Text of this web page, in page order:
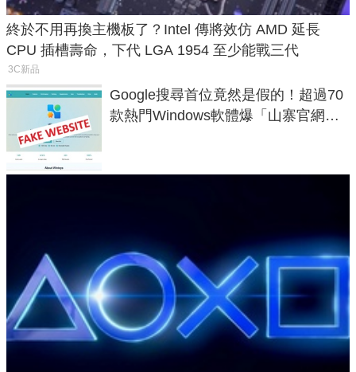
終於不用再換主機板了？Intel 傳將效仿 AMD 延長
CPU 插槽壽命，下代 LGA 1954 至少能戰三代
3C新品
Google搜尋首位竟然是假的！超過70
款熱門Windows軟體爆「山寨官網」